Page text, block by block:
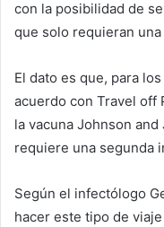
con la posibilidad de
que solo requieran una
El dato es que, para
acuerdo con Travel off
la vacuna Johnson
requiere una segunda
Según el infectólogo
hacer este tipo de